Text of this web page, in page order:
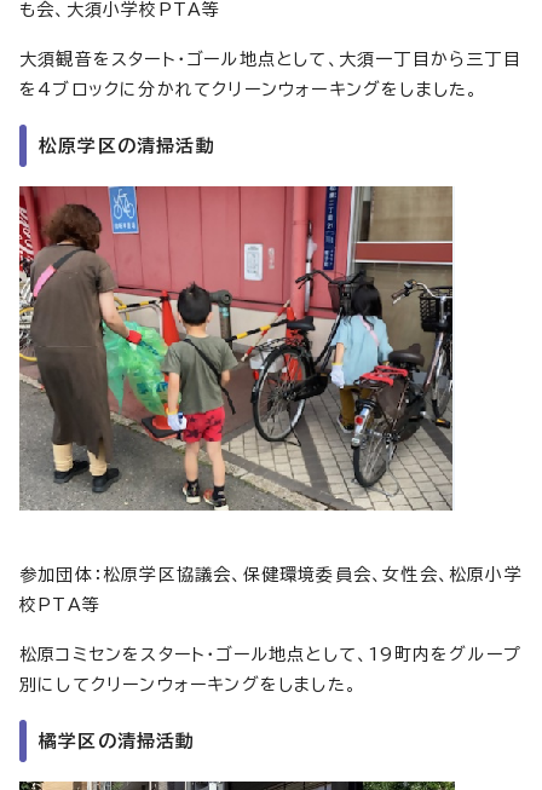
も会、大須小学校PTA等
大須観音をスタート・ゴール地点として、大須一丁目から三丁目
を4ブロックに分かれてクリーンウォーキングをしました。
松原学区の清掃活動
参加団体：松原学区協議会、保健環境委員会、女性会、松原小学
校PTA等
松原コミセンをスタート・ゴール地点として、19町内をグループ
別にしてクリーンウォーキングをしました。
橘学区の清掃活動